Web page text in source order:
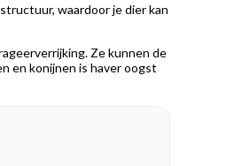
waardoor je dier kan
Ze kunnen de
en konijnen is haver oogst